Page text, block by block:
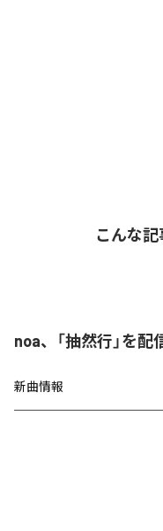
こんな
noa、「抽然行」を配
新曲情報